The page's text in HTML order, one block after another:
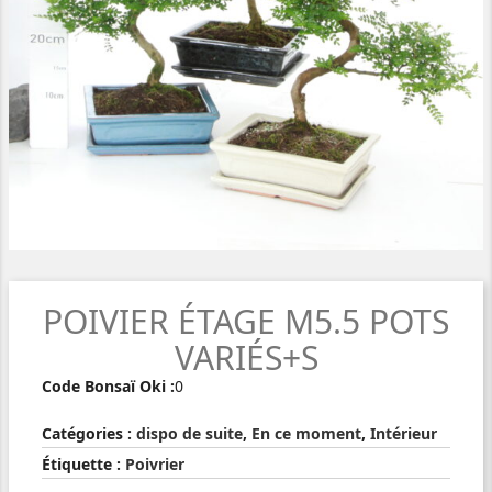
POIVIER ÉTAGE M5.5 POTS
VARIÉS+S
Code Bonsaï Oki :0
Catégories : dispo de suite, En ce moment, Intérieur
Étiquette : Poivrier